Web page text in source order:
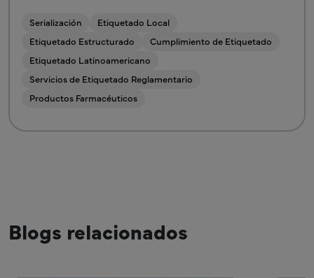
Serialización
Etiquetado Local
Etiquetado Estructurado
Cumplimiento de Etiquetado
Etiquetado Latinoamericano
Servicios de Etiquetado Reglamentario
Productos Farmacéuticos
Blogs relacionados